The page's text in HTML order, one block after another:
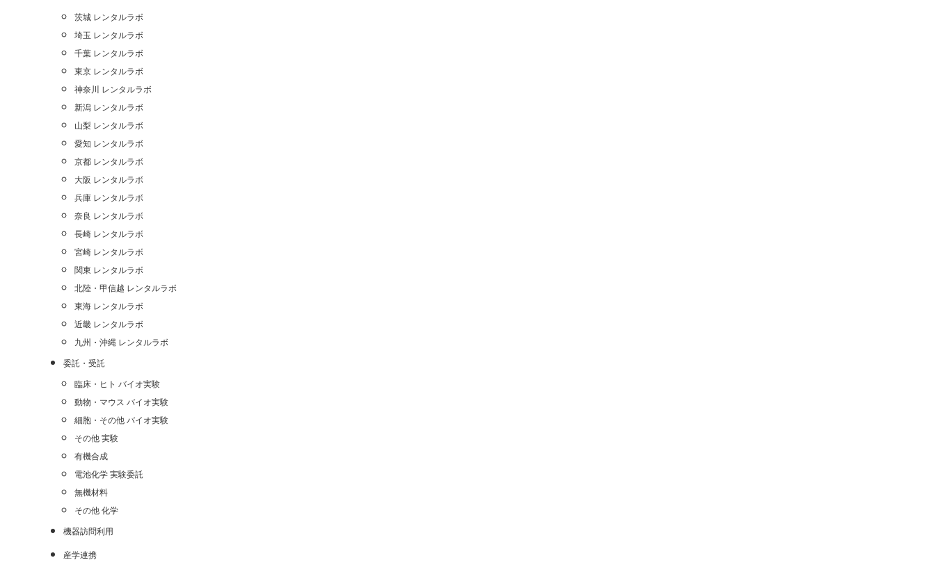
茨城 レンタルラボ
埼玉 レンタルラボ
千葉 レンタルラボ
東京 レンタルラボ
神奈川 レンタルラボ
新潟 レンタルラボ
山梨 レンタルラボ
愛知 レンタルラボ
京都 レンタルラボ
大阪 レンタルラボ
兵庫 レンタルラボ
奈良 レンタルラボ
長崎 レンタルラボ
宮崎 レンタルラボ
関東 レンタルラボ
北陸・甲信越 レンタルラボ
東海 レンタルラボ
近畿 レンタルラボ
九州・沖縄 レンタルラボ
委託・受託
臨床・ヒト バイオ実験
動物・マウス バイオ実験
細胞・その他 バイオ実験
その他 実験
有機合成
電池化学 実験委託
無機材料
その他 化学
機器訪問利用
産学連携